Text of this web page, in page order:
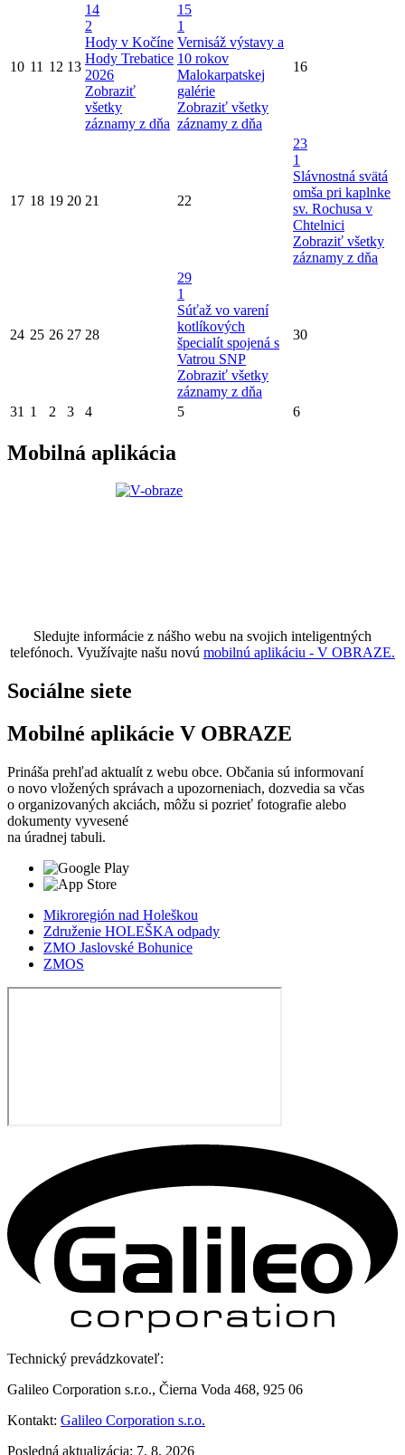
10 11 12 13
14
2
Hody v Kočíne
Hody Trebatice
2026
Zobraziť
všetky
záznamy z dňa
15
1
Vernisáž výstavy a
10 rokov
Malokarpatskej
galérie
Zobraziť všetky
záznamy z dňa
16
17 18 19 20 21 22
23
1
Slávnostná svätá
omša pri kaplnke
sv. Rochusa v
Chtelnici
Zobraziť všetky
záznamy z dňa
24 25 26 27 28
29
1
Súťaž vo varení
kotlíkových
špecialít spojená s
Vatrou SNP
Zobraziť všetky
záznamy z dňa
30
31 1 2 3 4 5 6
Mobilná aplikácia
Sledujte informácie z nášho webu na svojich inteligentných
telefónoch. Využívajte našu novú mobilnú aplikáciu - V OBRAZE.
Sociálne siete
Mobilné aplikácie V OBRAZE
Prináša prehľad aktualít z webu obce. Občania sú informovaní
o novo vložených správach a upozorneniach, dozvedia sa včas
o organizovaných akciách, môžu si pozrieť fotografie alebo
dokumenty vyvesené
na úradnej tabuli.
Mikroregión nad Holeškou
Združenie HOLEŠKA odpady
ZMO Jaslovské Bohunice
ZMOS
Technický prevádzkovateľ:
Galileo Corporation s.r.o., Čierna Voda 468, 925 06
Kontakt: Galileo Corporation s.r.o.
Posledná aktualizácia: 7. 8. 2026